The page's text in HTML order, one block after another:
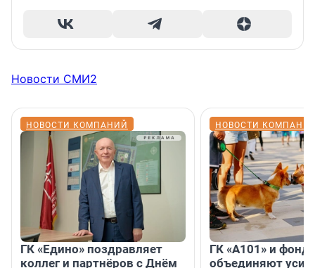
Новости СМИ2
НОВОСТИ КОМПАНИЙ
ГК «Едино» поздравляет
коллег и партнёров с Днём
НОВОСТИ
ГК «А101» и фонд
объединяют